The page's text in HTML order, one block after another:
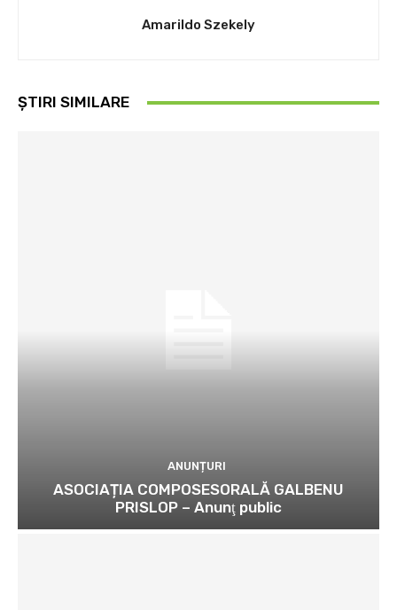
Amarildo Szekely
ȘTIRI SIMILARE
ANUNȚURI
ASOCIAȚIA COMPOSESORALĂ GALBENU
PRISLOP – Anunţ public